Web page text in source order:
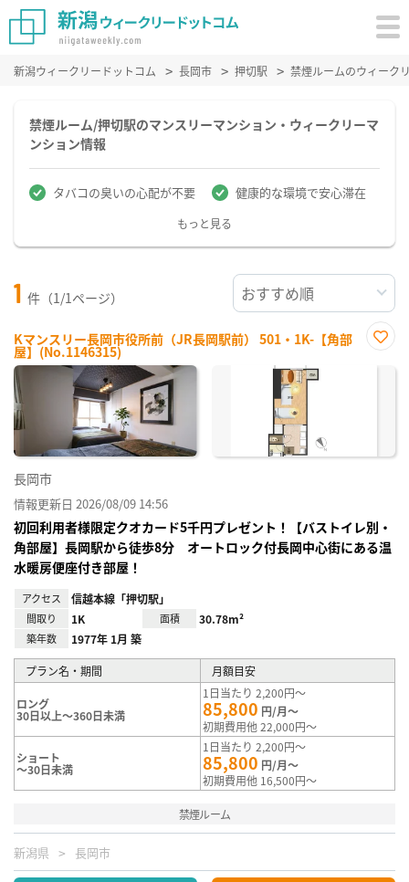
新潟ウィークリードットコム 長岡市 押切駅 禁煙ルームのウィーク
禁煙ルーム/押切駅のマンスリーマンション・ウィークリーマ
ンション情報
タバコの臭いの心配が不要 健康的な環境で安心滞在
もっと見る
1 件（1/1ページ）
Kマンスリー長岡市役所前（JR長岡駅前） 501・1K-【角部
屋】(No.1146315)
に入
長岡市
情報更新日 2026/08/09 14:56
初回利用者様限定クオカード5千円プレゼント！【バストイレ別・
角部屋】長岡駅から徒歩8分 オートロック付長岡中心街にある温
水暖房便座付き部屋！
アクセス 信越本線「押切駅」
間取り 1K 面積 30.78m²
築年数 1977年 1月 築
プラン名・期間 月額目安
ロング
30日以上～360日未満
1日当たり 2,200円～
85,800 円/月～
初期費用他 22,000円～
ショート
～30日未満
1日当たり 2,200円～
85,800 円/月～
初期費用他 16,500円～
禁煙ルーム
新潟県 長岡市